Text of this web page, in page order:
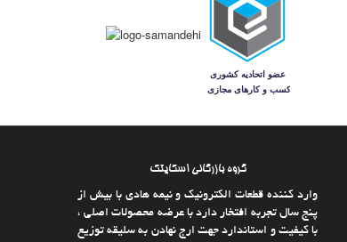
گروه بازرگانی اسکایتک
وارد كننده قطعات الکترونیک و نیمه هادی با بیش از
پنج سال تجربه افتخار دارد با عرضه محصولات اصلی ،
با كیفیت و استاندارد جهت ارج نهادن به سلیقه توزیع